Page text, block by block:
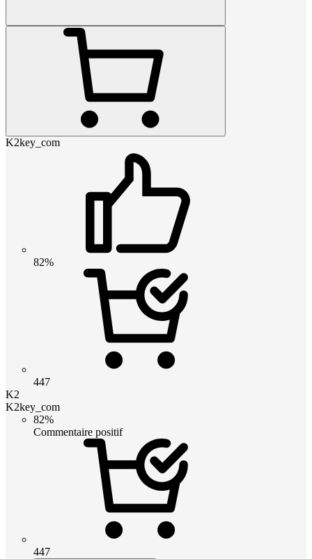
K2key_com
82%
447
K2
K2key_com
82%
Commentaire positif
447